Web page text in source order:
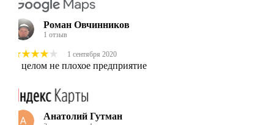
Анатолий Гутман
Роман Овчинников
1 отзыв
1 сентября 2020
В целом не плохое предприятие